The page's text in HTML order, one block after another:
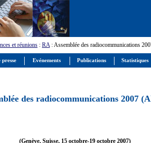
et réunions : RA: Assemblée des radiocommunications
des radiocommunications 2007
(Genève, Suisse, 15 octobre-19 octobre 2007)
presse Evénements Publications Statistiques